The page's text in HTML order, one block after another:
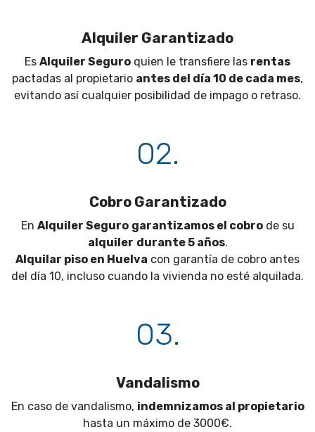
Alquiler Garantizado
Es Alquiler Seguro quien le transfiere las rentas
pactadas al propietario antes del día 10 de cada mes,
evitando así cualquier posibilidad de impago o retraso.
02.
Cobro Garantizado
En Alquiler Seguro garantizamos el cobrode su
alquiler durante 5 años.
Alquilar piso en Huelva con garantía de cobro antes
del día 10, incluso cuando la vivienda no esté alquilada.
03.
Vandalismo
En caso de vandalismo, indemnizamos al propietario
hasta un máximo de 3000€.